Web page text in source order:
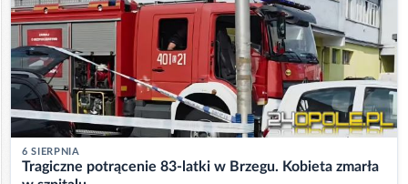
6 SIERPNIA
Tragiczne potrącenie 83-latki w Brzegu. Kobieta zmarła